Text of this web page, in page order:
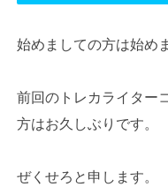
始めましての方は始め
前回のトレカライター
方はお久しぶりです。
ぜくせろと申します。